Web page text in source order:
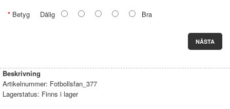
Betyg Dålig Bra
NÄSTA
Beskrivning
Artikelnummer: Fotbollsfan_377
Lagerstatus: Finns i lager